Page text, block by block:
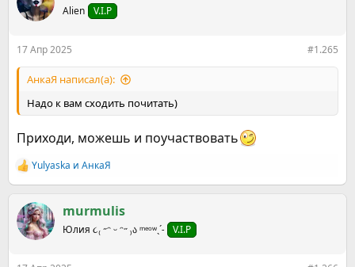
и
Alien V.I.P
17 Апр 2025 #1.265
АнкаЯ написал(а):
Надо к вам сходить почитать)
Приходи, можешь и поучаствовать
Р
е
к
ц
и
Yulyaska и АнкаЯ
murmulis
Юлия ૮₍ ˶ᵔ ᵕ ᵔ˶ ₎ა ᵐᵉᵒʷˎˊ˗ V.I.P